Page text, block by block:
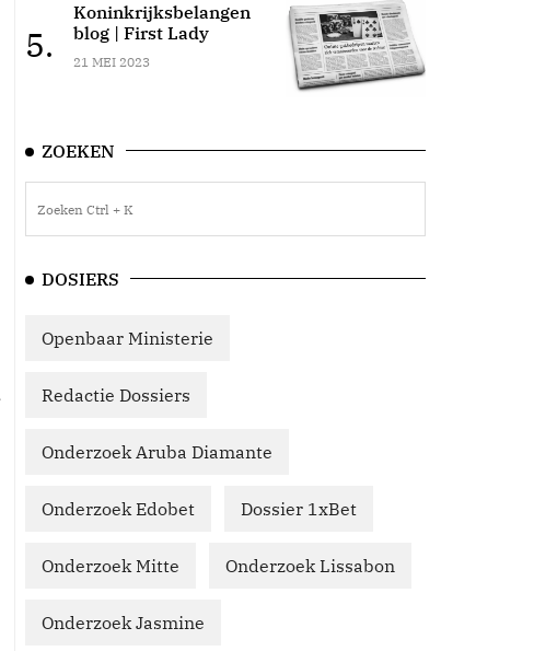
5.
Koninkrijksbelangen
blog | First Lady
21 MEI 2023
ZOEKEN
DOSIERS
Openbaar Ministerie
Redactie Dossiers
Onderzoek Aruba Diamante
Onderzoek Edobet Dossier 1xBet
Onderzoek Mitte Onderzoek Lissabon
Onderzoek Jasmine